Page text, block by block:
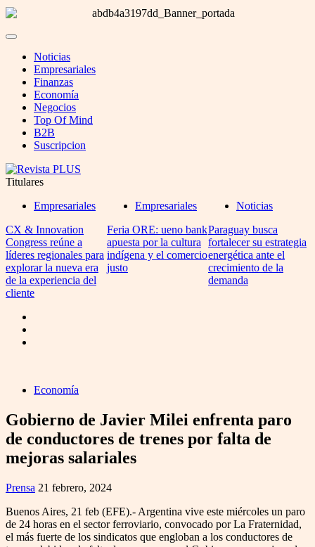
Noticias
Empresariales
Finanzas
Economía
Negocios
Top Of Mind
B2B
Suscripcion
Titulares
Empresariales
CX & Innovation
Congress reúne a
líderes regionales para
explorar la nueva era
de la experiencia del
cliente
Empresariales
Feria ORE: ueno bank
apuesta por la cultura
indígena y el comercio
justo
Noticias
Paraguay busca
fortalecer su estrategia
energética ante el
crecimiento de la
demanda
Economía
Gobierno de Javier Milei enfrenta paro
de conductores de trenes por falta de
mejoras salariales
Prensa 21 febrero, 2024
Buenos Aires, 21 feb (EFE).- Argentina vive este miércoles un paro
de 24 horas en el sector ferroviario, convocado por La Fraternidad,
el más fuerte de los sindicatos que engloban a los conductores de